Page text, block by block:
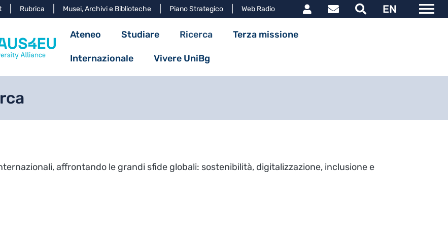
Salta al contenuto principale
Rubrica Musei, Archivi e Biblioteche Piano Strategico Web Radio Link utili utente
EN
Navigazione principale
Ateneo Studiare Ricerca Terza missione
Internazionale Vivere UniBg
affrontando le grandi sfide globali: sostenibilità, digitalizzazione, inclusione e